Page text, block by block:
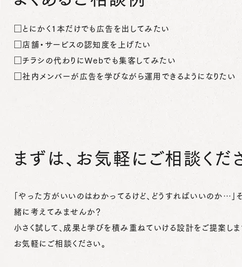
□とにかく1本だけでも広告を出してみたい
□店舗・サービスの認知度を上げたい
□チラシの代わりにWebでも集客してみたい
□社内メンバーが広告を学びながら運用できるようになりたい
まずは、お気軽にご相談くだ
「やった方がいいのはわかってるけど、どうすればいいのか…」
緒に考えてみませんか？
小さく試して、成果と学びを積み重ねていける設計をご提案しま
お気軽にご相談ください。